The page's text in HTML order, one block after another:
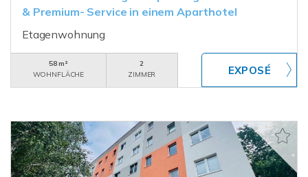
& Premium- Service in einem Aparthotel
Etagenwohnung
58 m²
WOHNFLÄCHE
2
ZIMMER